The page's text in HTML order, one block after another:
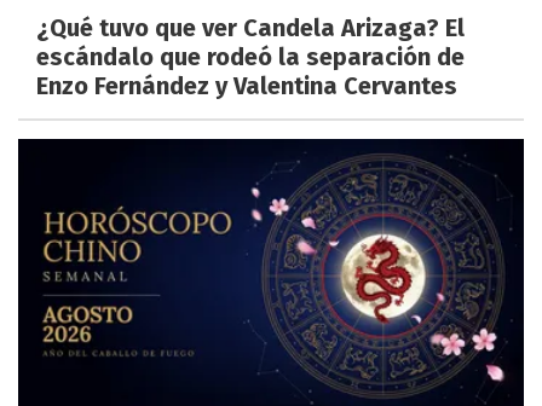
¿Qué tuvo que ver Candela Arizaga? El
escándalo que rodeó la separación de
Enzo Fernández y Valentina Cervantes